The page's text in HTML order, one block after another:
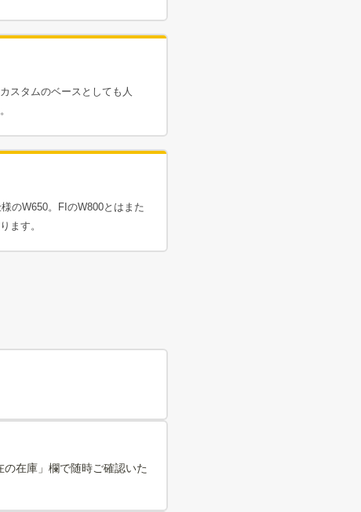
スタムのベースとしても人
のW650。FIのW800とはまた
ます。
在庫」欄で随時ご確認いた